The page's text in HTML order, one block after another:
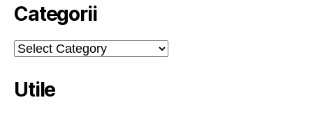
Categorii
Categorii
Utile